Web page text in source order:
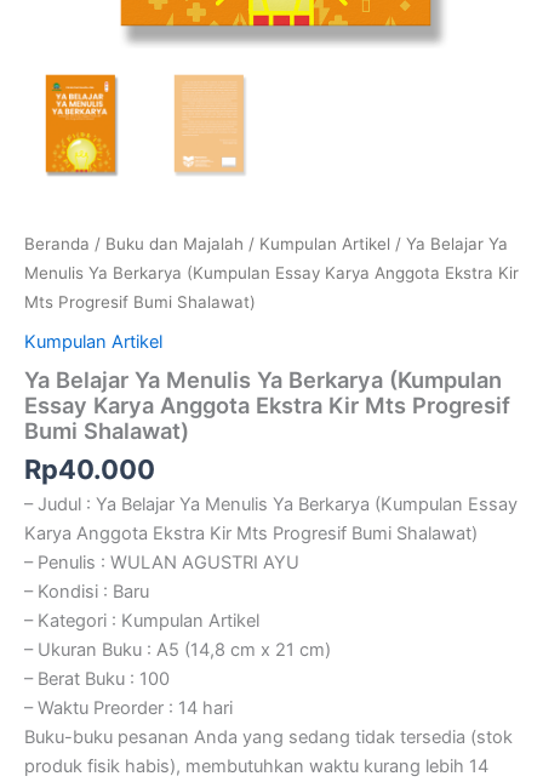
Beranda / Buku dan Majalah / Kumpulan Artikel / Ya Belajar Ya
Menulis Ya Berkarya (Kumpulan Essay Karya Anggota Ekstra Kir
Mts Progresif Bumi Shalawat)
Kumpulan Artikel
Ya Belajar Ya Menulis Ya Berkarya (Kumpulan
Essay Karya Anggota Ekstra Kir Mts Progresif
Bumi Shalawat)
Rp40.000
– Judul : Ya Belajar Ya Menulis Ya Berkarya (Kumpulan Essay
Karya Anggota Ekstra Kir Mts Progresif Bumi Shalawat)
– Penulis : WULAN AGUSTRI AYU
– Kondisi : Baru
– Kategori : Kumpulan Artikel
– Ukuran Buku : A5 (14,8 cm x 21 cm)
– Berat Buku : 100
– Waktu Preorder : 14 hari
Buku-buku pesanan Anda yang sedang tidak tersedia (stok
produk fisik habis), membutuhkan waktu kurang lebih 14